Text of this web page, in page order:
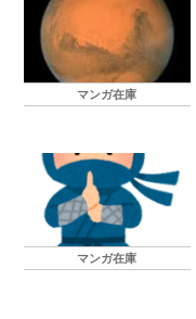
マンガ在庫
マンガ在庫